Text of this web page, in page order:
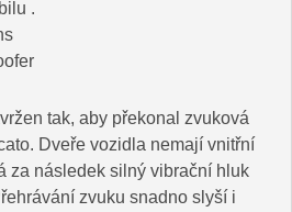
.
tak, aby překonal zvuková
Dveře vozidla nemají vnitřní
za následek silný vibrační hluk
zvuku snadno slyší i